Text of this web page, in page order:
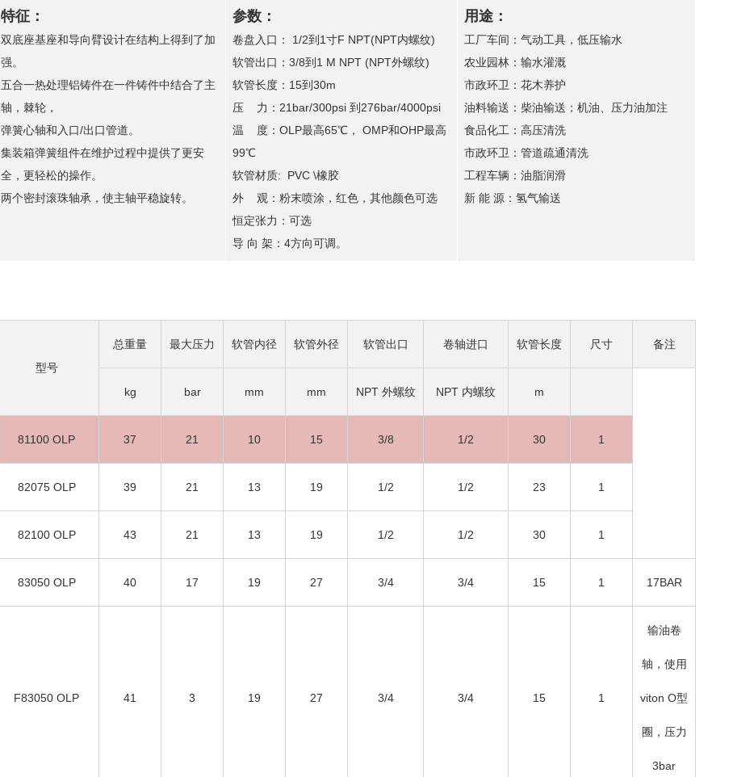
特征：
双底座基座和导向臂设计在结构上得到了加
强。
五合一热处理铝铸件在一件铸件中结合了主
轴，棘轮，
弹簧心轴和入口/出口管道。
集装箱弹簧组件在维护过程中提供了更安
全，更轻松的操作。
两个密封滚珠轴承，使主轴平稳旋转。
参数：
卷盘入口： 1/2到1寸F NPT(NPT内螺纹)
软管出口：3/8到1 M NPT (NPT外螺纹)
软管长度：15到30m
压 力：21bar/300psi 到276bar/4000psi
温 度：OLP最高65℃， OMP和OHP最高
99℃
软管材质: PVC \橡胶
外 观：粉末喷涂，红色，其他颜色可选
恒定张力：可选
导 向 架：4方向可调。
用途：
工厂车间：气动工具，低压输水
农业园林：输水灌溉
市政环卫：花木养护
油料输送：柴油输送；机油、压力油加注
食品化工：高压清洗
市政环卫：管道疏通清洗
工程车辆：油脂润滑
新 能 源：氢气输送
型号
总重量 最大压力 软管内径 软管外径 软管出口 卷轴进口 软管长度 尺寸 备注
kg bar mm mm NPT 外螺纹 NPT 内螺纹 m
81100 OLP 37 21 10 15 3/8 1/2 30 1
82075 OLP 39 21 13 19 1/2 1/2 23 1
82100 OLP 43 21 13 19 1/2 1/2 30 1
83050 OLP 40 17 19 27 3/4 3/4 15 1 17BAR
F83050 OLP 41 3 19 27 3/4 3/4 15 1
输油卷
轴，使用
viton O型
圈，压力
3bar